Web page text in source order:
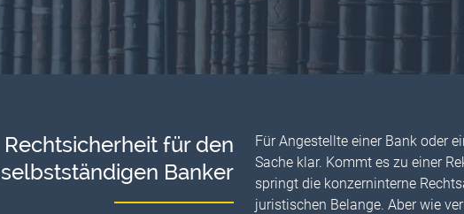
Rechtsicherheit für den
selbstständigen Banker
Für Angestellte einer Bank oder
Sache klar. Kommt es zu einer
springt die konzerninterne
juristischen Belange. Aber wie